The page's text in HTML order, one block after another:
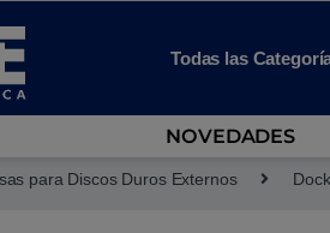
Todas las
NOVEDADES
para Discos Duros Externos